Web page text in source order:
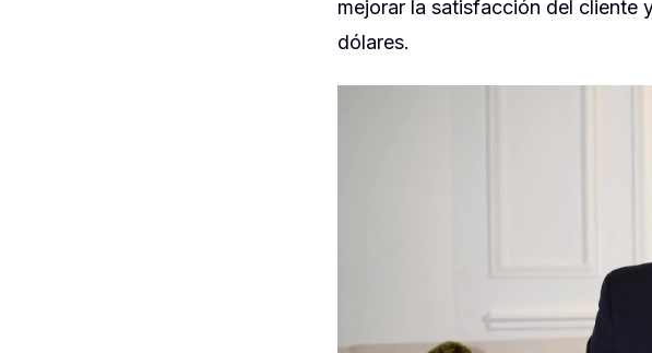
mejorar la satisfacción del cliente
dólares.